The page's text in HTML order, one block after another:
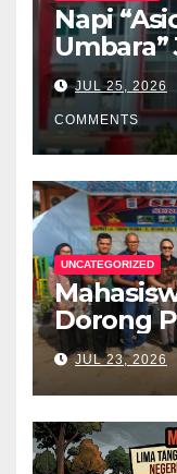
Napi
Umbara”
Dalam
Butir
JUL 25, 2026
COMMENTS
UNCATEGORIZED
Dorong
Keluarga
JUL 23, 2026